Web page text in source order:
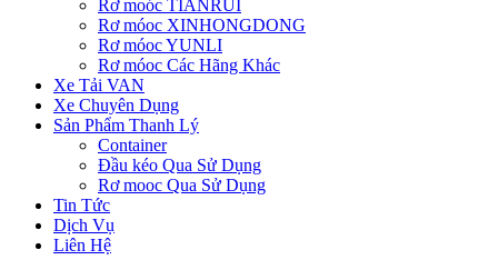
Rơ moóc TIANRUI
Rơ móoc XINHONGDONG
Rơ móoc YUNLI
Rơ móoc Các Hãng Khác
Xe Tải VAN
Xe Chuyên Dụng
Sản Phẩm Thanh Lý
Container
Đầu kéo Qua Sử Dụng
Rơ mooc Qua Sử Dụng
Tin Tức
Dịch Vụ
Liên Hệ